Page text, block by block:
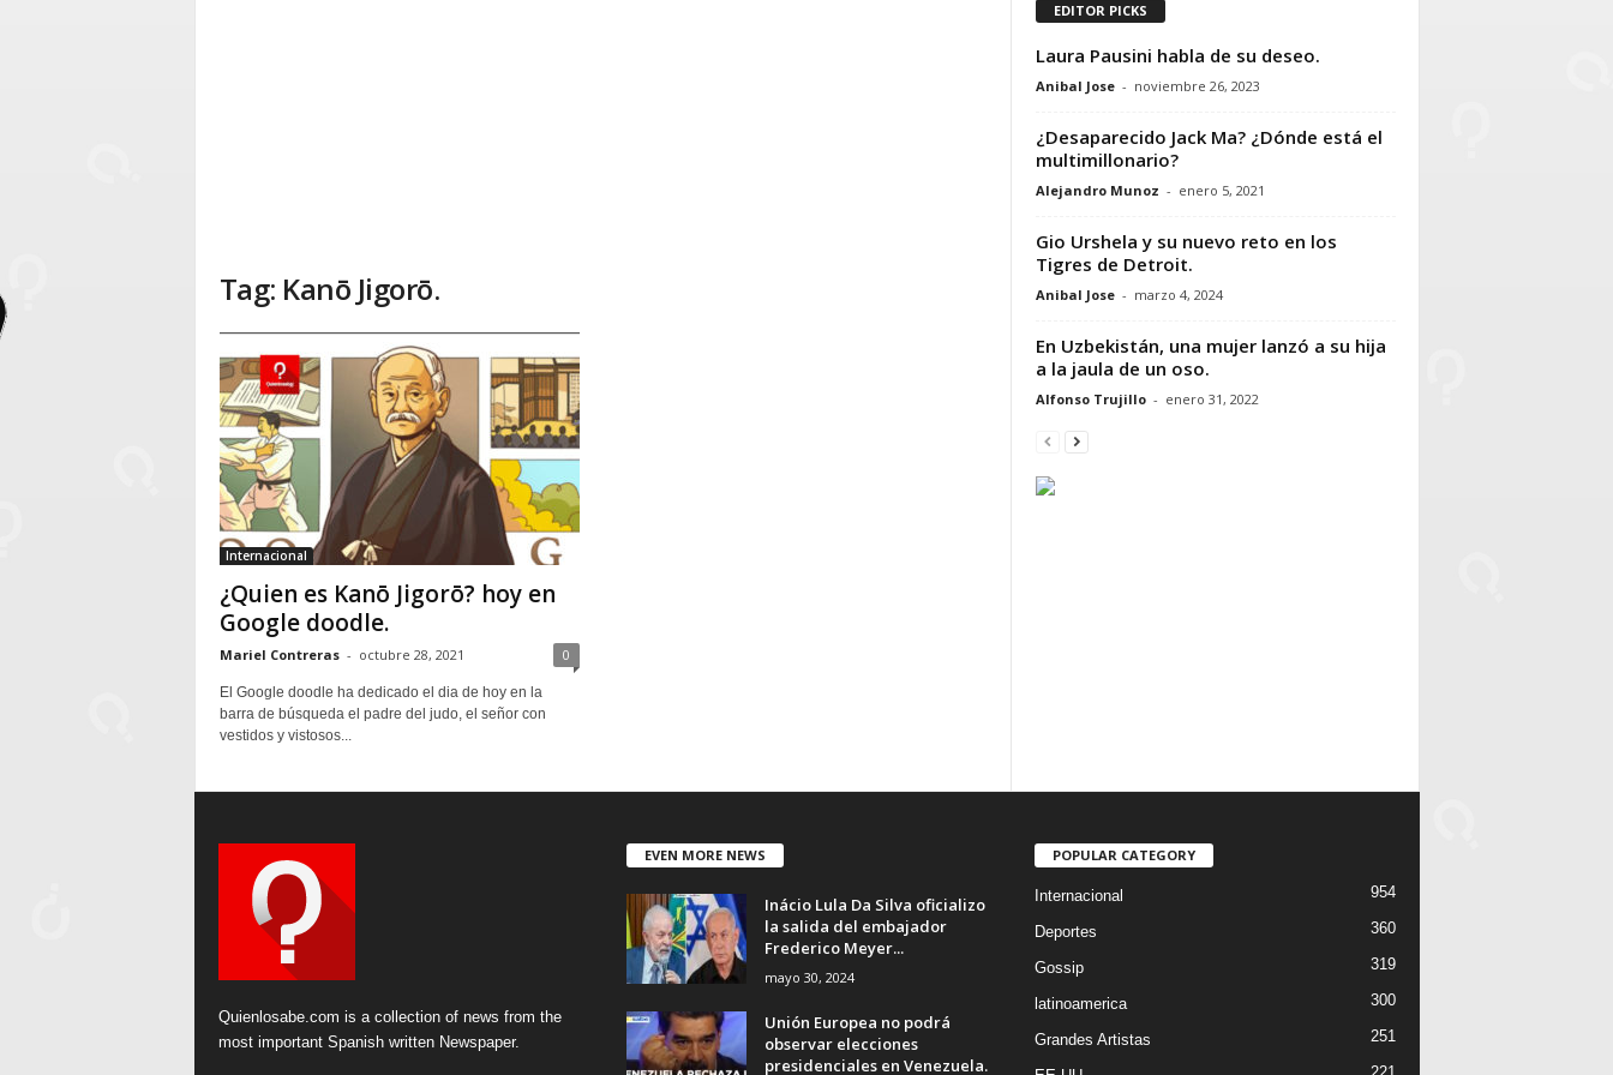
Tag: Kanō Jigorō.
Internacional
¿Quien es Kanō Jigorō? hoy en
Google doodle.
Mariel Contreras - octubre 28, 2021 0
El Google doodle ha dedicado el dia de hoy en la
barra de búsqueda el padre del judo, el señor con
vestidos y vistosos...
EDITOR PICKS
Laura Pausini habla de su deseo.
Anibal Jose - noviembre 26, 2023
¿Desaparecido Jack Ma? ¿Dónde está el
multimillonario?
Alejandro Munoz - enero 5, 2021
Gio Urshela y su nuevo reto en los
Tigres de Detroit.
Anibal Jose - marzo 4, 2024
En Uzbekistán, una mujer lanzó a su hija
a la jaula de un oso.
Alfonso Trujillo - enero 31, 2022
Quienlosabe.com is a collection of news from the
most important Spanish written Newspaper.
EVEN MORE NEWS
Inácio Lula Da Silva oficializo
la salida del embajador
Frederico Meyer...
mayo 30, 2024
Unión Europea no podrá
observar elecciones
presidenciales en Venezuela.
POPULAR CATEGORY
Internacional 954
Deportes 360
Gossip 319
latinoamerica 300
Grandes Artistas 251